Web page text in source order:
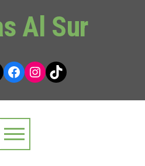
Al Sur
Facebook
Instagram
TikTok